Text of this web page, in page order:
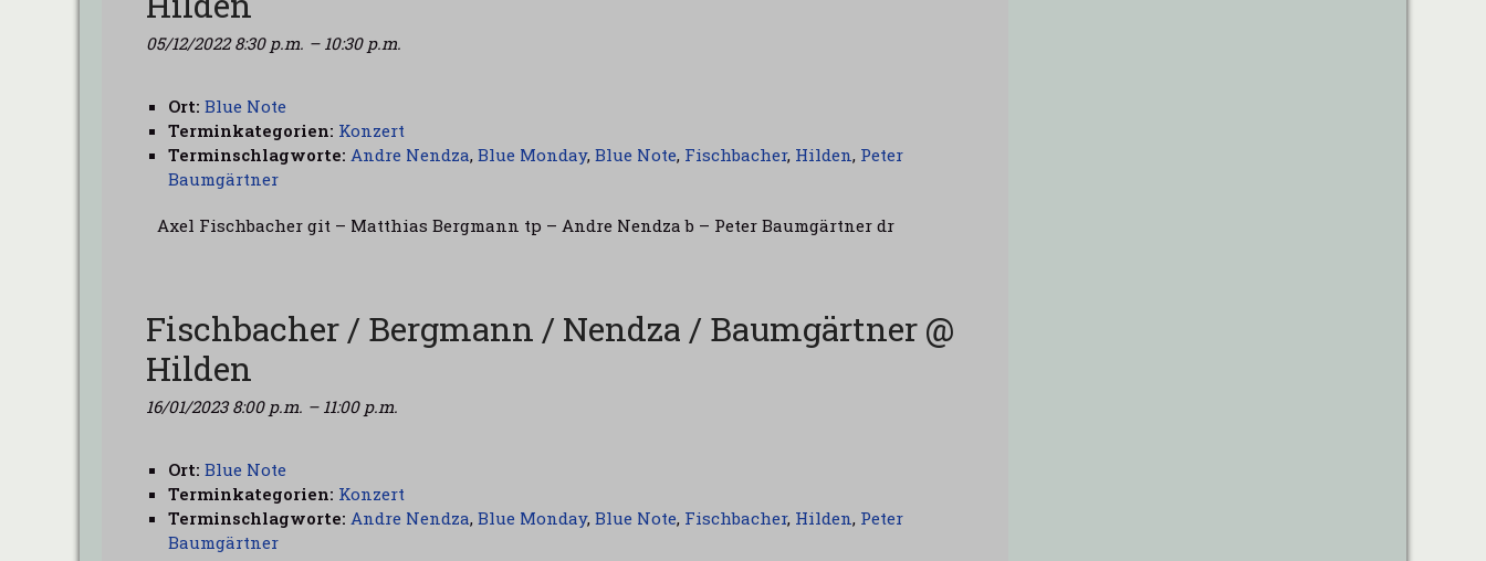
05/12/2022 8:30 p.m. – 10:30 p.m.
Ort: Blue Note
Terminkategorien: Konzert
Terminschlagworte: Andre Nendza, Blue Monday, Blue Note, Fischbacher, Hilden, Peter
Baumgärtner
Axel Fischbacher git – Matthias Bergmann tp – Andre Nendza b – Peter Baumgärtner dr
Fischbacher / Bergmann / Nendza / Baumgärtner @
Hilden
16/01/2023 8:00 p.m. – 11:00 p.m.
Ort: Blue Note
Terminkategorien: Konzert
Terminschlagworte: Andre Nendza, Blue Monday, Blue Note, Fischbacher, Hilden, Peter
Baumgärtner